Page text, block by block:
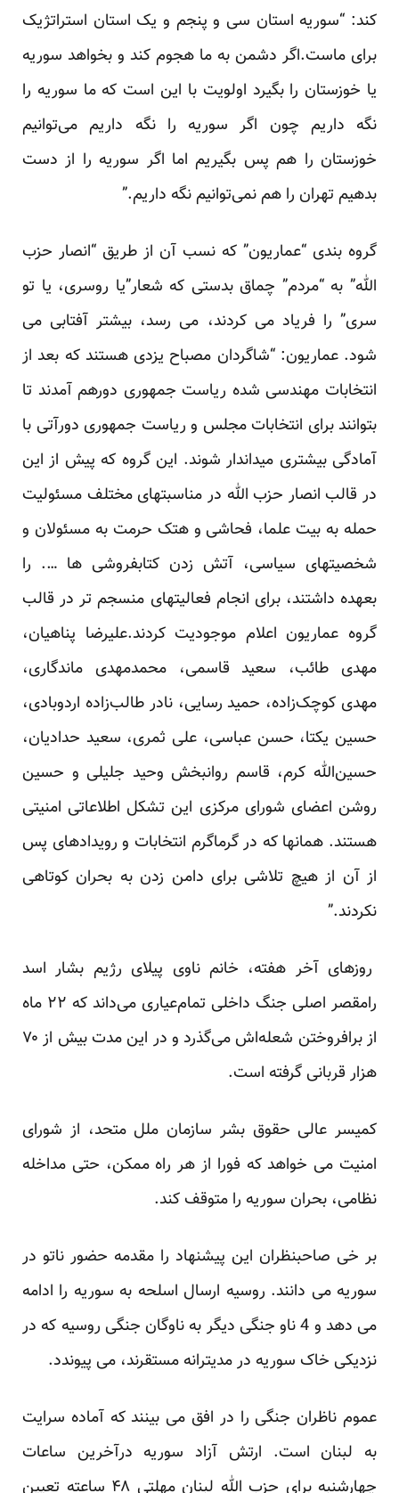
کند: “سوریه استان سی و پنجم و یک استان استراتژیک
برای ماست.اگر دشمن به ما هجوم کند و بخواهد سوریه
یا خوزستان را بگیرد اولویت با این است که ما سوریه را
نگه داریم چون اگر سوریه را نگه داریم می‌توانیم
خوزستان را هم پس بگیریم اما اگر سوریه را از دست
بدهیم تهران را هم نمی‌توانیم نگه داریم.”
گروه بندی “عماریون” که نسب آن از طریق “انصار حزب
الله” به “مردم” چماق بدستی که شعار”یا روسری، یا تو
سری” را فریاد می کردند، می رسد، بیشتر آفتابی می
شود. عماریون: “شاگردان مصباح یزدی هستند که بعد از
انتخابات مهندسی شده ریاست جمهوری دورهم آمدند تا
بتوانند برای انتخابات مجلس و ریاست جمهوری دورآتی با
آمادگی بیشتری میداندار شوند. این گروه که پیش از این
در قالب انصار حزب الله در مناسبتهای مختلف مسئولیت
حمله به بیت علما، فحاشی و هتک حرمت به مسئولان و
شخصیتهای سیاسی، آتش زدن کتابفروشی ها …. را
بعهده داشتند، برای انجام فعالیتهای منسجم تر در قالب
گروه عماریون اعلام موجودیت کردند.علیرضا پناهیان،
مهدی طائب، سعید قاسمی، محمدمهدی ماندگاری،
مهدی کوچک‌زاده، حمید رسایی، نادر طالب‌‌زاده اردوبادی،
حسین یکتا، حسن عباسی، علی ثمری، سعید حدادیان،
حسین‌الله کرم، قاسم روانبخش وحید جلیلی و حسین
روشن اعضای شورای مرکزی این تشکل اطلاعاتی امنیتی
هستند. همانها که در گرماگرم انتخابات و رویدادهای پس
از آن از هیچ تلاشی برای دامن زدن به بحران کوتاهی
نکردند.”
روزهای آخر هفته، خانم ناوی پیلای رژیم بشار اسد
رامقصر اصلی جنگ داخلی تمام‌عیاری می‌داند که ۲۲ ماه
از برافروختن شعله‌اش می‌گذرد و در این مدت بیش از ۷۰
هزار قربانی گرفته است.
کمیسر عالی حقوق بشر سازمان ملل متحد، از شورای
امنیت می خواهد که فورا از هر راه ممکن، حتی مداخله
نظامی، بحران سوریه را متوقف کند.
بر خی صاحبنظران این پیشنهاد را مقدمه حضور ناتو در
سوریه می دانند. روسیه ارسال اسلحه به سوریه را ادامه
می دهد و 4 ناو جنگی دیگر به ناوگان جنگی روسیه که در
نزدیکی خاک سوریه در مدیترانه مستقرند، می پیوندد.
عموم ناظران جنگی را در افق می بینند که آماده سرایت
به لبنان است. ارتش آزاد سوریه درآخرین ساعات
چهارشنبه برای حزب الله لبنان مهلتی ۴۸ ساعته تعیین